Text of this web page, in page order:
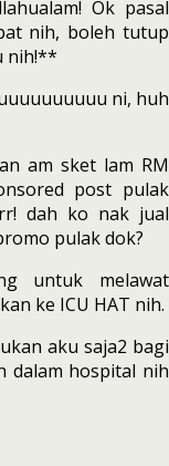
Ok pasal
nih, boleh tutup
nih!**
ni, huh
am sket lam RM
post pulak
dah ko nak jual
pulak dok?
untuk melawat
ke ICU HAT nih.
aku saja2 bagi
dalam hospital nih